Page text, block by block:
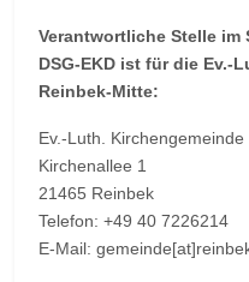
Verantwortliche Stelle im
DSG-EKD ist für die Ev.-
Reinbek-Mitte:
Ev.-Luth.
Kirchenallee 1
21465 Reinbek
Telefon: +49 40 7226214
E-Mail: